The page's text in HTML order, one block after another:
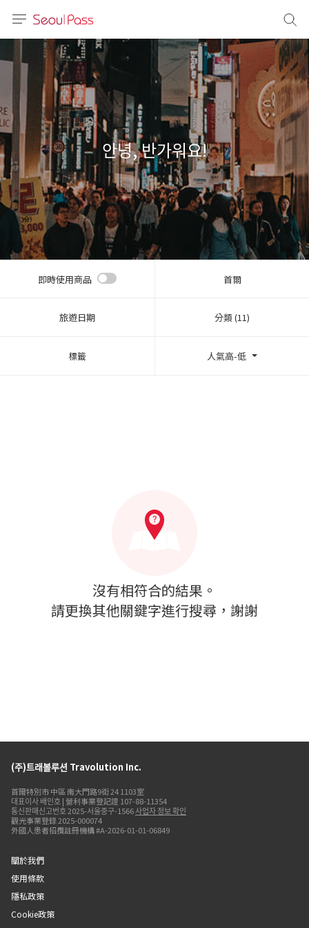
体)
文 (台灣)
안녕, 반가워요!
即時使用商品 首爾
旅遊日期 分類 (11)
標籤 人氣高-低
沒有相符合的結果。
請更換其他關鍵字進行搜尋，謝謝
(주)트래볼루션 Travolution Inc.
首爾特別市 中區 南大門路9街 24 1103室
대표이사 배인호 | 營利事業登記證 107-88-11354
통신판매신고번호 2025-서울중구-1566사업자 정보 확인
觀光事業登錄 2025-000074
外國人患者招攬註冊機構 #A-2026-01-01-06849
關於我們
使用條款
隱私政策
Cookie政策